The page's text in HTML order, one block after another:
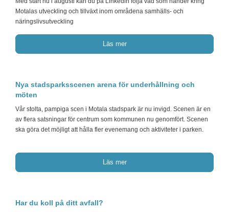
Motalas utveckling och tillväxt inom områdena samhälls- och
näringslivsutveckling
Läs mer
Nya stadsparksscenen arena för underhållning och
möten
Vår stolta, pampiga scen i Motala stadspark är nu invigd. Scenen är en
av flera satsningar för centrum som kommunen nu genomfört. Scenen
ska göra det möjligt att hålla fler evenemang och aktiviteter i parken.
Läs mer
Har du koll på ditt avfall?